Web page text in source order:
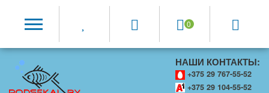
0
НАШИ КОНТАКТЫ:
+375 29 767-55-52
+375 29 104-55-52